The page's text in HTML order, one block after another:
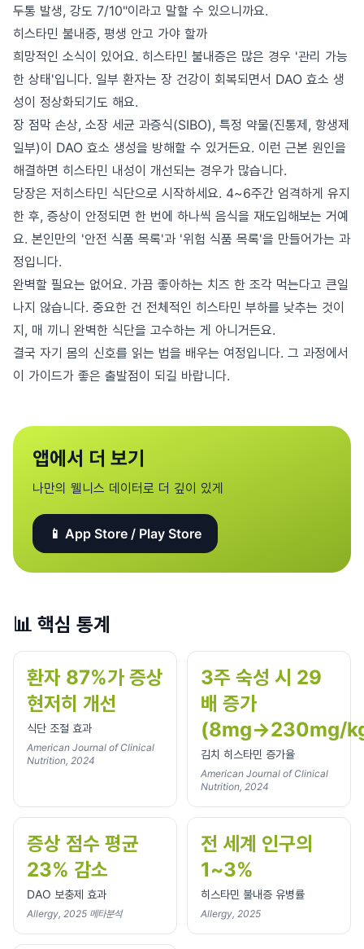
두통 발생, 강도 7/10"이라고 말할 수 있으니까요.
히스타민 불내증, 평생 안고 가야 할까
희망적인 소식이 있어요. 히스타민 불내증은 많은 경우 '관리 가능
한 상태'입니다. 일부 환자는 장 건강이 회복되면서 DAO 효소 생
성이 정상화되기도 해요.
장 점막 손상, 소장 세균 과증식(SIBO), 특정 약물(진통제, 항생제
일부)이 DAO 효소 생성을 방해할 수 있거든요. 이런 근본 원인을
해결하면 히스타민 내성이 개선되는 경우가 많습니다.
당장은 저히스타민 식단으로 시작하세요. 4~6주간 엄격하게 유지
한 후, 증상이 안정되면 한 번에 하나씩 음식을 재도입해보는 거예
요. 본인만의 '안전 식품 목록'과 '위험 식품 목록'을 만들어가는 과
정입니다.
완벽할 필요는 없어요. 가끔 좋아하는 치즈 한 조각 먹는다고 큰일
나지 않습니다. 중요한 건 전체적인 히스타민 부하를 낮추는 것이
지, 매 끼니 완벽한 식단을 고수하는 게 아니거든요.
결국 자기 몸의 신호를 읽는 법을 배우는 여정입니다. 그 과정에서
이 가이드가 좋은 출발점이 되길 바랍니다.
앱에서 더 보기
나만의 웰니스 데이터로 더 깊이 있게
📱 App Store / Play Store
📊 핵심 통계
환자 87%가 증상
현저히 개선
식단 조절 효과
American Journal of Clinical
Nutrition, 2024
3주 숙성 시 29
배 증가
(8mg→230mg/
김치 히스타민 증가율
American Journal of Clinical
Nutrition, 2024
증상 점수 평균
23% 감소
DAO 보충제 효과
Allergy, 2025 메타분석
전 세계 인구의
1~3%
히스타민 불내증 유병률
Allergy, 2025